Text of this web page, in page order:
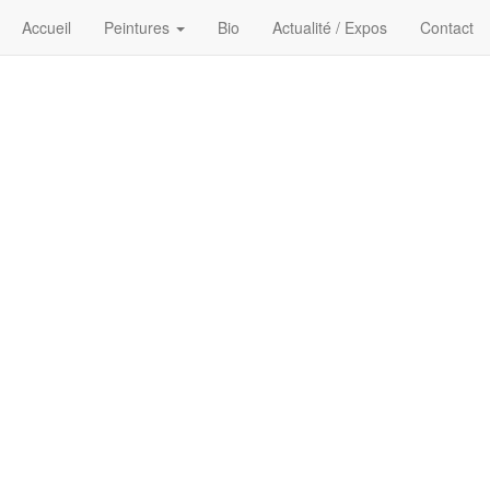
Accueil Peintures Bio Actualité / Expos Contact